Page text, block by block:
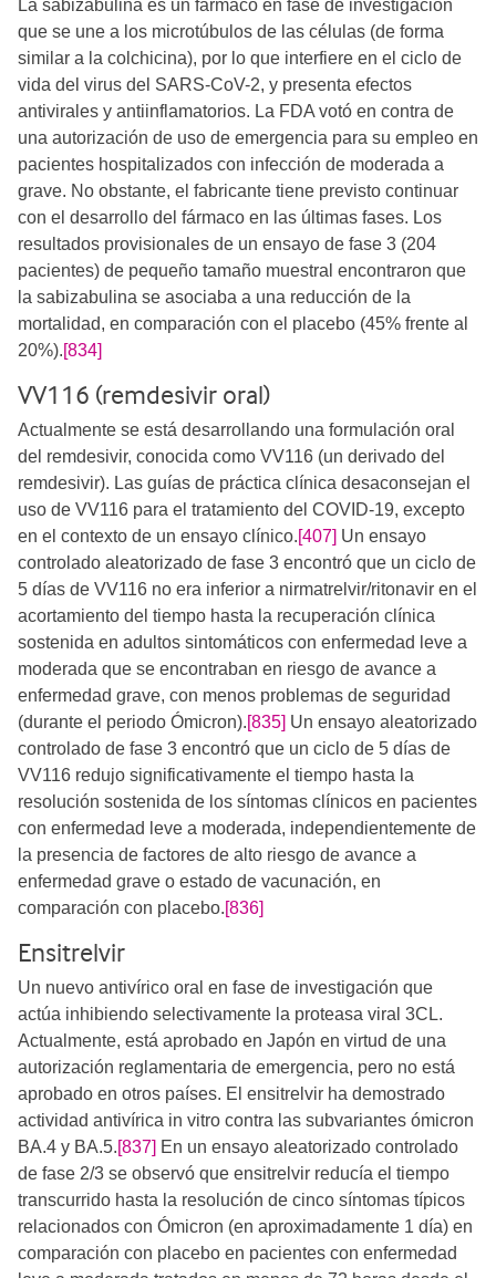
La sabizabulina es un fármaco en fase de investigación
que se une a los microtúbulos de las células (de forma
similar a la colchicina), por lo que interfiere en el ciclo de
vida del virus del SARS-CoV-2, y presenta efectos
antivirales y antiinflamatorios. La FDA votó en contra de
una autorización de uso de emergencia para su empleo en
pacientes hospitalizados con infección de moderada a
grave. No obstante, el fabricante tiene previsto continuar
con el desarrollo del fármaco en las últimas fases. Los
resultados provisionales de un ensayo de fase 3 (204
pacientes) de pequeño tamaño muestral encontraron que
la sabizabulina se asociaba a una reducción de la
mortalidad, en comparación con el placebo (45% frente al
20%).[834]
VV116 (remdesivir oral)
Actualmente se está desarrollando una formulación oral
del remdesivir, conocida como VV116 (un derivado del
remdesivir). Las guías de práctica clínica desaconsejan el
uso de VV116 para el tratamiento del COVID-19, excepto
en el contexto de un ensayo clínico.[407] Un ensayo
controlado aleatorizado de fase 3 encontró que un ciclo de
5 días de VV116 no era inferior a nirmatrelvir/ritonavir en el
acortamiento del tiempo hasta la recuperación clínica
sostenida en adultos sintomáticos con enfermedad leve a
moderada que se encontraban en riesgo de avance a
enfermedad grave, con menos problemas de seguridad
(durante el periodo Ómicron).[835] ​Un ensayo aleatorizado
controlado de fase 3 encontró que un ciclo de 5 días de
VV116 redujo significativamente el tiempo hasta la
resolución sostenida de los síntomas clínicos en pacientes
con enfermedad leve a moderada, independientemente de
la presencia de factores de alto riesgo de avance a
enfermedad grave o estado de vacunación, en
comparación con placebo.[836]
Ensitrelvir
Un nuevo antivírico oral en fase de investigación que
actúa inhibiendo selectivamente la proteasa viral 3CL.
Actualmente, está aprobado en Japón en virtud de una
autorización reglamentaria de emergencia, pero no está
aprobado en otros países. El ensitrelvir ha demostrado
actividad antivírica in vitro contra las subvariantes ómicron
BA.4 y BA.5.[837] ​En un ensayo aleatorizado controlado
de fase 2/3 se observó que ensitrelvir reducía el tiempo
transcurrido hasta la resolución de cinco síntomas típicos
relacionados con Ómicron (en aproximadamente 1 día) en
comparación con placebo en pacientes con enfermedad